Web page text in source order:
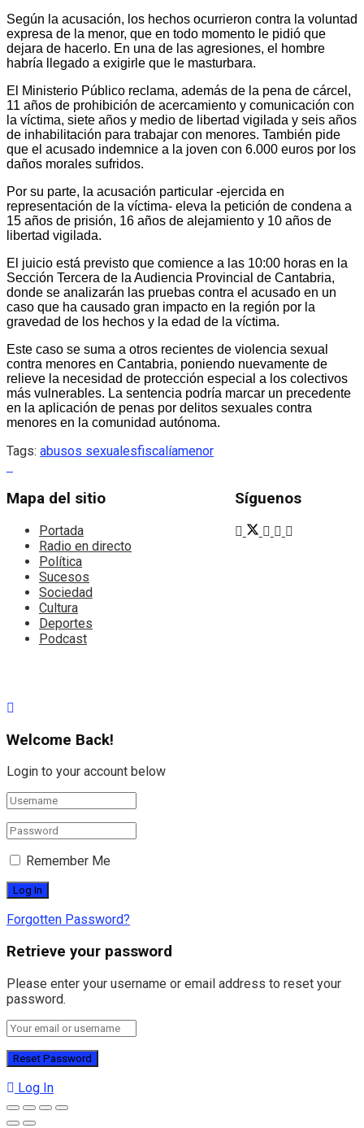
Según la acusación, los hechos ocurrieron contra la voluntad
expresa de la menor, que en todo momento le pidió que
dejara de hacerlo. En una de las agresiones, el hombre
habría llegado a exigirle que le masturbara.
El Ministerio Público reclama, además de la pena de cárcel,
11 años de prohibición de acercamiento y comunicación con
la víctima, siete años y medio de libertad vigilada y seis años
de inhabilitación para trabajar con menores. También pide
que el acusado indemnice a la joven con 6.000 euros por los
daños morales sufridos.
Por su parte, la acusación particular -ejercida en
representación de la víctima- eleva la petición de condena a
15 años de prisión, 16 años de alejamiento y 10 años de
libertad vigilada.
El juicio está previsto que comience a las 10:00 horas en la
Sección Tercera de la Audiencia Provincial de Cantabria,
donde se analizarán las pruebas contra el acusado en un
caso que ha causado gran impacto en la región por la
gravedad de los hechos y la edad de la víctima.
Este caso se suma a otros recientes de violencia sexual
contra menores en Cantabria, poniendo nuevamente de
relieve la necesidad de protección especial a los colectivos
más vulnerables. La sentencia podría marcar un precedente
en la aplicación de penas por delitos sexuales contra
menores en la comunidad autónoma.
Tags: abusos sexualesfiscalíamenor
Mapa del sitio
Portada
Radio en directo
Política
Sucesos
Sociedad
Cultura
Deportes
Podcast
Síguenos
Welcome Back!
Login to your account below
Remember Me
Forgotten Password?
Retrieve your password
Please enter your username or email address to reset your
password.
Log In